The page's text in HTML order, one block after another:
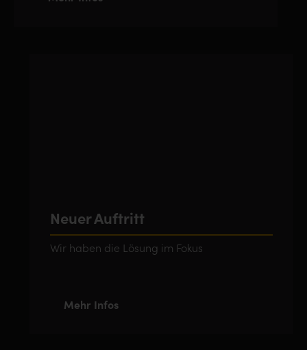
Neuer Auftritt
Wir haben die Lösung im Fokus
Mehr Infos